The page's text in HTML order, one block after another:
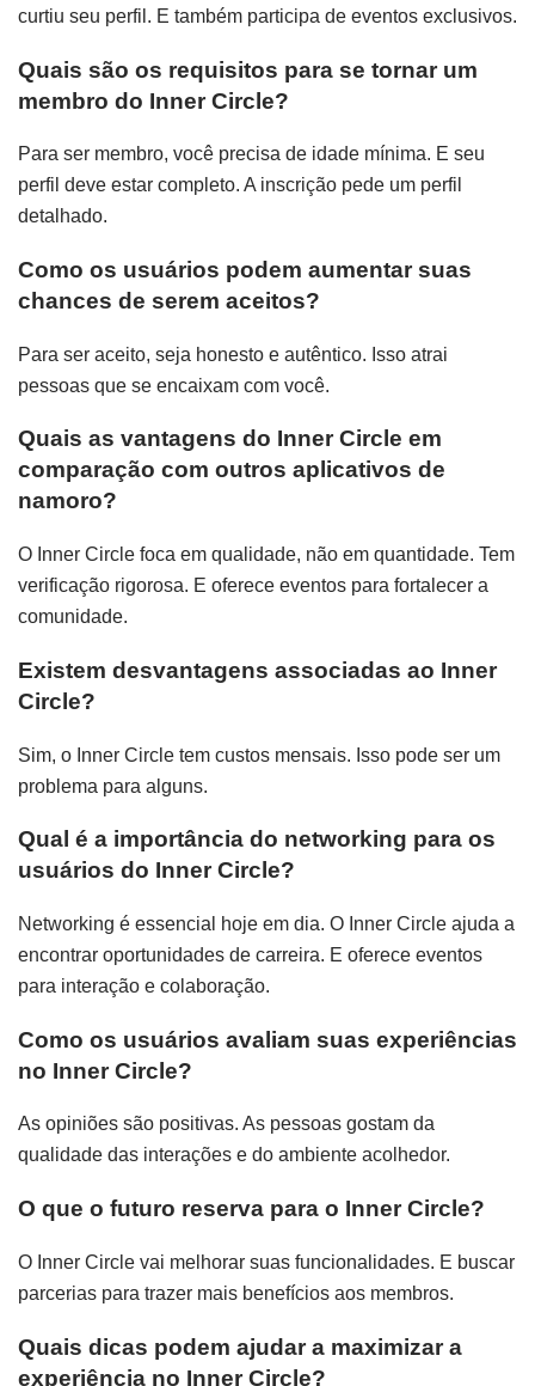
curtiu seu perfil. E também participa de eventos exclusivos.
Quais são os requisitos para se tornar um
membro do Inner Circle?
Para ser membro, você precisa de idade mínima. E seu
perfil deve estar completo. A inscrição pede um perfil
detalhado.
Como os usuários podem aumentar suas
chances de serem aceitos?
Para ser aceito, seja honesto e autêntico. Isso atrai
pessoas que se encaixam com você.
Quais as vantagens do Inner Circle em
comparação com outros aplicativos de
namoro?
O Inner Circle foca em qualidade, não em quantidade. Tem
verificação rigorosa. E oferece eventos para fortalecer a
comunidade.
Existem desvantagens associadas ao Inner
Circle?
Sim, o Inner Circle tem custos mensais. Isso pode ser um
problema para alguns.
Qual é a importância do networking para os
usuários do Inner Circle?
Networking é essencial hoje em dia. O Inner Circle ajuda a
encontrar oportunidades de carreira. E oferece eventos
para interação e colaboração.
Como os usuários avaliam suas experiências
no Inner Circle?
As opiniões são positivas. As pessoas gostam da
qualidade das interações e do ambiente acolhedor.
O que o futuro reserva para o Inner Circle?
O Inner Circle vai melhorar suas funcionalidades. E buscar
parcerias para trazer mais benefícios aos membros.
Quais dicas podem ajudar a maximizar a
experiência no Inner Circle?